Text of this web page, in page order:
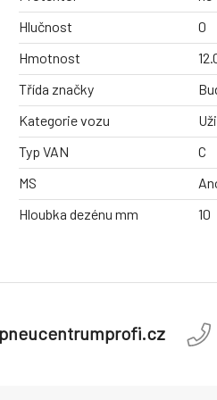
Hlučnost
0
Hmotnost
Třída značky
Kategorie vozu
Typ VAN
C
MS
Hloubka dezénu mm
10